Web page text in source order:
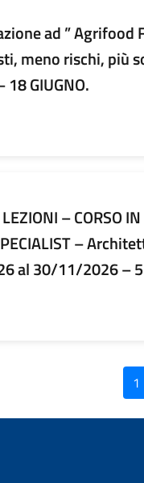
ad ” Agrifood
meno rischi, più
GIUGNO.
– CORSO
–
al 30/11/2026 –
1